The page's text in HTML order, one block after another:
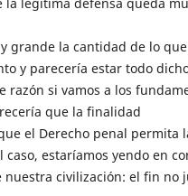
grande la cantidad de lo
y parecería estar todo
razón si vamos a los
que la finalidad
el Derecho penal permita
caso, estaríamos yendo en
civilización: el fin no